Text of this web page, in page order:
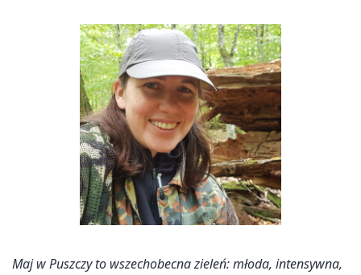
Maj w Puszczy to wszechobecna zieleń: młoda, intensywna,